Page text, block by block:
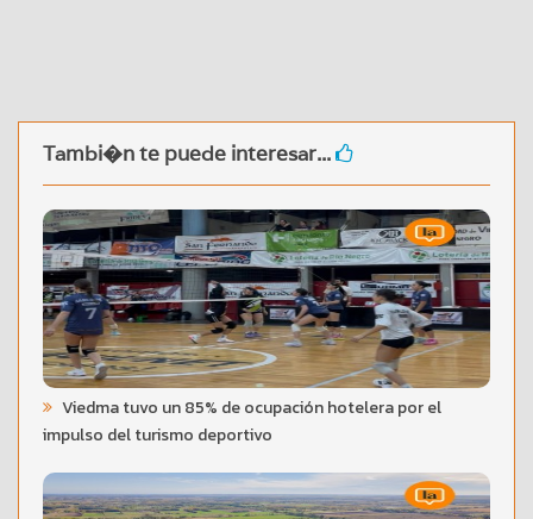
Tambi�n te puede interesar...
Viedma tuvo un 85% de ocupación hotelera por el
impulso del turismo deportivo